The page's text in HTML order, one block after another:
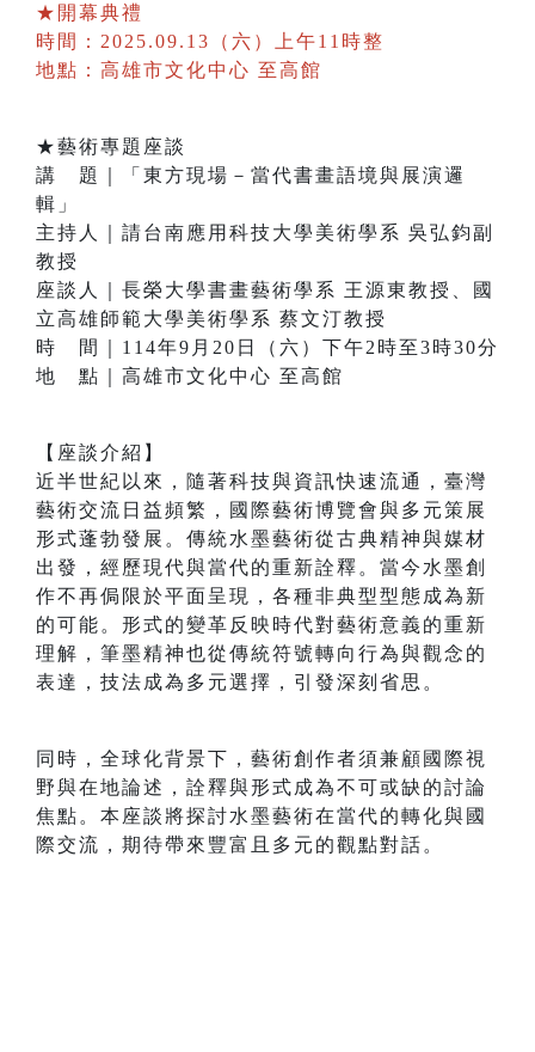
★開幕典禮
時間：2025.09.13（六）上午11時整
地點：高雄市文化中心 至高館
★藝術專題座談
講 題｜「東方現場－當代書畫語境與展演邏
輯」
主持人｜請台南應用科技大學美術學系 吳弘鈞副
教授
座談人｜長榮大學書畫藝術學系 王源東教授、國
立高雄師範大學美術學系 蔡文汀教授
時 間｜114年9月20日（六）下午2時至3時30分
地 點｜高雄市文化中心 至高館
【座談介紹】
近半世紀以來，隨著科技與資訊快速流通，臺灣
藝術交流日益頻繁，國際藝術博覽會與多元策展
形式蓬勃發展。傳統水墨藝術從古典精神與媒材
出發，經歷現代與當代的重新詮釋。當今水墨創
作不再侷限於平面呈現，各種非典型型態成為新
的可能。形式的變革反映時代對藝術意義的重新
理解，筆墨精神也從傳統符號轉向行為與觀念的
表達，技法成為多元選擇，引發深刻省思。
同時，全球化背景下，藝術創作者須兼顧國際視
野與在地論述，詮釋與形式成為不可或缺的討論
焦點。本座談將探討水墨藝術在當代的轉化與國
際交流，期待帶來豐富且多元的觀點對話。